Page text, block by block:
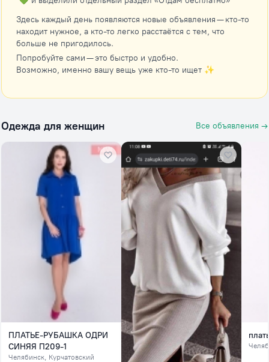
Здесь каждый день появляются новые объявления — кто-то
находит нужное, а кто-то легко расстаётся с тем, что
больше не пригодилось.
Попробуйте сами — это быстро и удобно.
Возможно, именно вашу вещь уже кто-то ищет ✨
Одежда для женщин Все объявления →
ПЛАТЬЕ-РУБАШКА ОДРИ
СИНЯЯ П209-1
Челябинск, Курчатовский